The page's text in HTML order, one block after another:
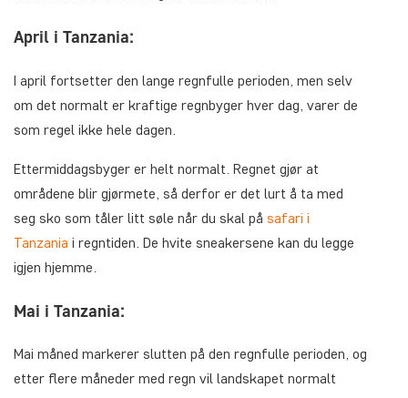
April i Tanzania:
I april fortsetter den lange regnfulle perioden, men selv
om det normalt er kraftige regnbyger hver dag, varer de
som regel ikke hele dagen.
Ettermiddagsbyger er helt normalt. Regnet gjør at
områdene blir gjørmete, så derfor er det lurt å ta med
seg sko som tåler litt søle når du skal på safari i
Tanzania i regntiden. De hvite sneakersene kan du legge
igjen hjemme.
Mai i Tanzania:
Mai måned markerer slutten på den regnfulle perioden, og
etter flere måneder med regn vil landskapet normalt